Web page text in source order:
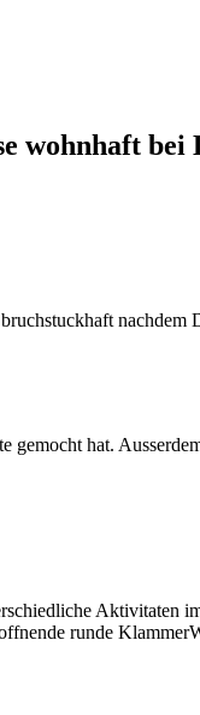
wohnhaft bei
nachdem
gemocht hat.
Aktivitaten
runde